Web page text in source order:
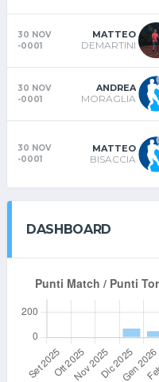
30 NOV
-0001
MATTEO
DEMARTINI
30 NOV
-0001
ANDREA
MORAGLIA
30 NOV
-0001
MATTEO
BISACCIA
DASHBOARD